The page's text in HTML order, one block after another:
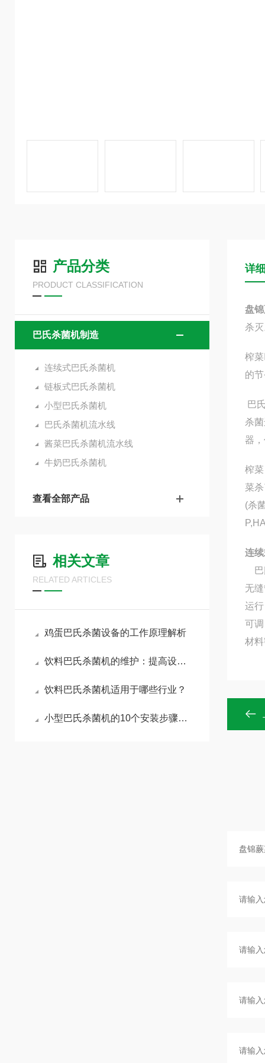
产品分类
PRODUCT CLASSIFICATION
巴氏杀菌机制造
连续式巴氏杀菌机
链板式巴氏杀菌机
小型巴氏杀菌机
巴氏杀菌机流水线
酱菜巴氏杀菌机流水线
牛奶巴氏杀菌机
查看全部产品
相关文章
RELATED ARTICLES
鸡蛋巴氏杀菌设备的工作原理解析
饮料巴氏杀菌机的维护：提高设备使用寿命
饮料巴氏杀菌机适用于哪些行业？
小型巴氏杀菌机的10个安装步骤你知道吗？
详
盘
杀
榨
的
巴
杀
器
榨
菜
(杀
连
巴
无
运
可
材